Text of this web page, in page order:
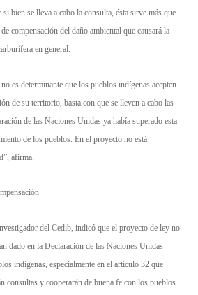
bien se lleva a cabo la consulta, ésta sirve más que
compensación del daño ambiental que causará la
en general.
es determinante que los pueblos indígenas acepten
de su territorio, basta con que se lleven a cabo las
de las Naciones Unidas ya había superado esta
de los pueblos. En el proyecto no está
afirma.
del Cedib, indicó que el proyecto de ley no
dado en la Declaración de las Naciones Unidas
indígenas, especialmente en el artículo 32 que
consultas y cooperarán de buena fe con los pueblos